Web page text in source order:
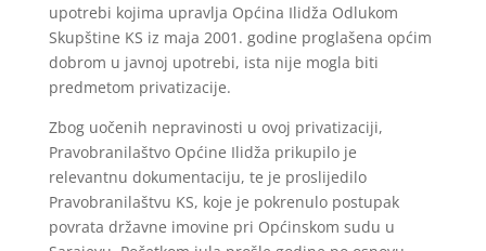
upotrebi kojima upravlja Općina Ilidža Odlukom
Skupštine KS iz maja 2001. godine proglašena općim
dobrom u javnoj upotrebi, ista nije mogla biti
predmetom privatizacije.
Zbog uočenih nepravinosti u ovoj privatizaciji,
Pravobranilaštvo Općine Ilidža prikupilo je
relevantnu dokumentaciju, te je proslijedilo
Pravobranilaštvu KS, koje je pokrenulo postupak
povrata državne imovine pri Općinskom sudu u